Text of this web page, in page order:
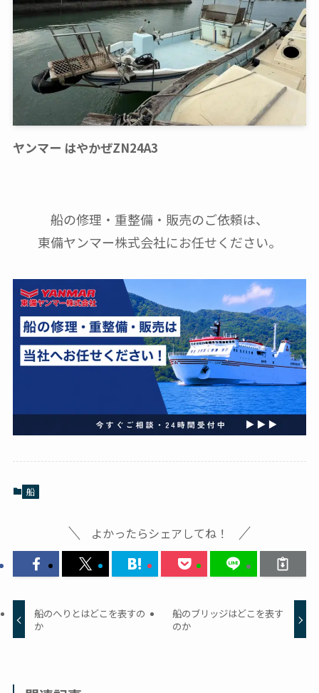
ヤンマー はやかぜZN24A3
船の修理・重整備・販売のご依頼は、
東備ヤンマー株式会社にお任せください。
船
よかったらシェアしてね！
船のへりとはどこを表すの
か
船のブリッジはどこを表す
のか